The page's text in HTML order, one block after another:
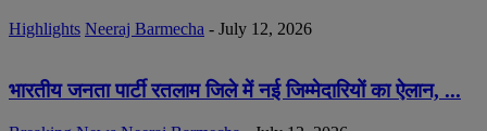
Highlights Neeraj Barmecha - July 12, 2026
भारतीय जनता पार्टी रतलाम जिले में नई जिम्मेदारियों का ऐलान, ...